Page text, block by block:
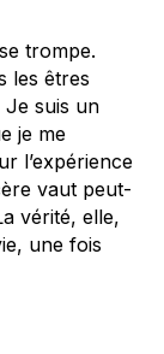
trompe.
les êtres
Je suis un
je me
l’expérience
vaut peut-
vérité, elle,
une fois